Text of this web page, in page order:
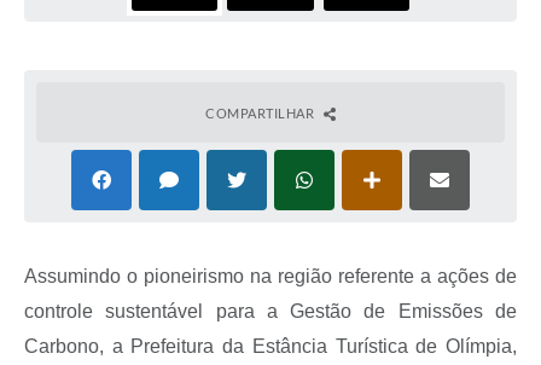
COMPARTILHAR
Assumindo o pioneirismo na região referente a ações de
controle sustentável para a Gestão de Emissões de
Carbono, a Prefeitura da Estância Turística de Olímpia,